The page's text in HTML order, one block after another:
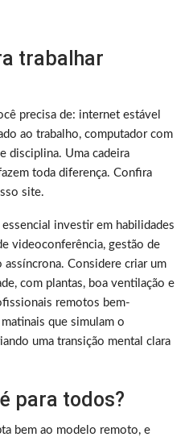
trabalhar
precisa de: internet estável
ao trabalho, computador com
disciplina. Uma cadeira
toda diferença. Confira
site.
investir em habilidades
videoconferência, gestão de
Considere criar um
com plantas, boa ventilação e
remotos bem-
que simulam o
uma transição mental clara
para todos?
bem ao modelo remoto, e